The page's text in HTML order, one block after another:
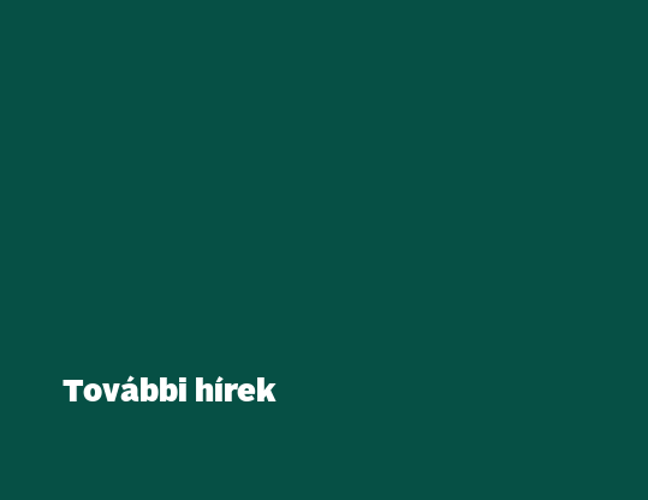
További hírek